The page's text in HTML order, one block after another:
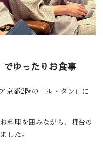
でゆったりお食事
京都2階の「ル・タン」に
料理を囲みながら、舞台の
した。